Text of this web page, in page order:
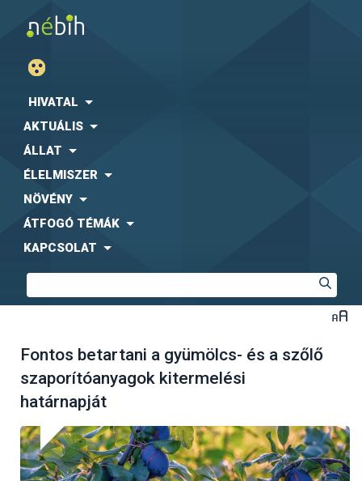
HIVATAL
AKTUÁLIS
ÁLLAT
ÉLELMISZER
NÖVÉNY
ÁTFOGÓ TÉMÁK
KAPCSOLAT
Fontos betartani a gyümölcs- és a szőlő
szaporítóanyagok kitermelési
határnapját